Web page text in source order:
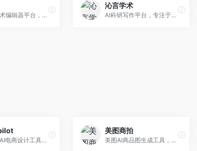
一站式学术编辑器平台，覆盖论文写作全流程。面向高校学生和科研人员，提供选题分析、文献检索、论文生成、查重降重等服务，操作流程清晰，学术写作效率显著提升。
沁言学术
AI科研写作平台，专注于学术研究辅助。面向研究生和科研工作者，提供文献分析、研究方法指导、论文撰写等服务，学术资源丰富，研究支持全面。
阿里国际AI电商设计工具，专注于跨境电商。面向跨境电商卖家，提供商品图优化、营销海报生成、多语言适配等服务，海外市场适配性强。
美图商拍
美图AI商品图生成工具，整合美图生态。面向电商卖家，提供商品图美化、模特替换、场景生成等服务，移动端操作便捷。